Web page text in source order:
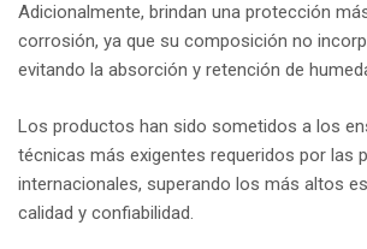
Adicionalmente, brindan una protección
corrosión, ya que su composición no
evitando la absorción y retención de
Los productos han sido sometidos a los
técnicas más exigentes requeridos por las
internacionales, superando los más altos
calidad y confiabilidad.